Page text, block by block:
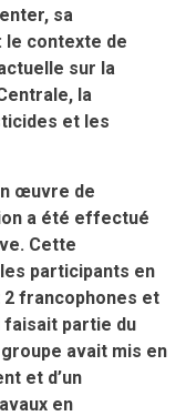
sa
contexte de
sur la
la
et les
œuvre de
a été effectué
Cette
participants en
francophones et
faisait partie du
avait mis en
et d’un
en